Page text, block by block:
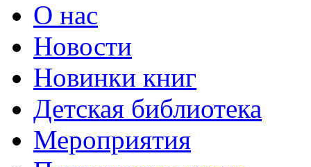
О нас
Новости
Новинки книг
Детская библиотека
Мероприятия